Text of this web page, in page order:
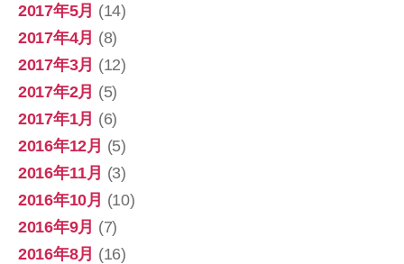
2017年5月 (14)
2017年4月 (8)
2017年3月 (12)
2017年2月 (5)
2017年1月 (6)
2016年12月 (5)
2016年11月 (3)
2016年10月 (10)
2016年9月 (7)
2016年8月 (16)